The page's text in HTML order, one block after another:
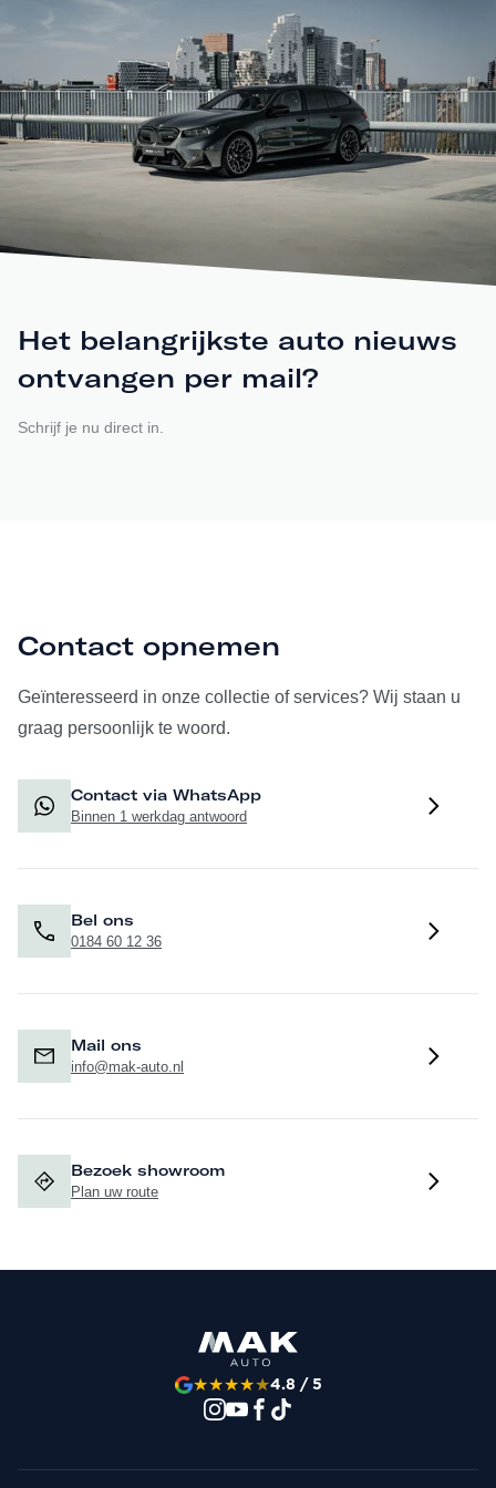
Het belangrijkste auto nieuws
ontvangen per mail?
Schrijf je nu direct in.
Contact opnemen
Geïnteresseerd in onze collectie of services? Wij staan u
graag persoonlijk te woord.
Contact via WhatsApp
Binnen 1 werkdag antwoord
Bel ons
0184 60 12 36
Mail ons
info@mak-auto.nl
Bezoek showroom
Plan uw route
★★★★★4.8 / 5